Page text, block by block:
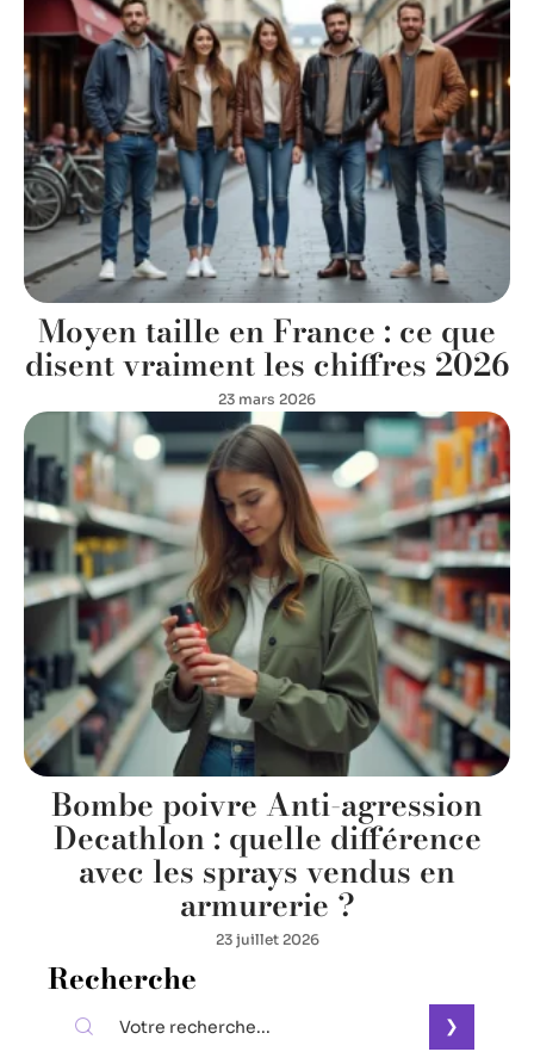
Moyen taille en France : ce que
disent vraiment les chiffres 2026
23 mars 2026
Bombe poivre Anti-agression
Decathlon : quelle différence
avec les sprays vendus en
armurerie ?
23 juillet 2026
Recherche